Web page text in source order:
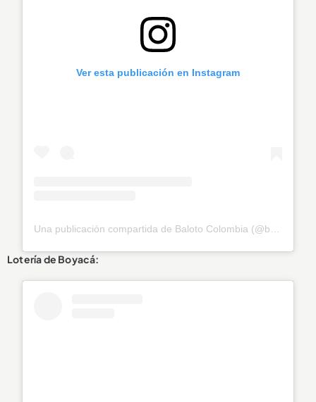
Ver esta publicación en Instagram
Una publicación compartida de Baloto Colombia (@baloto_colombia)
Lotería de Boyacá: